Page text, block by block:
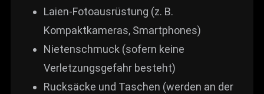
Laien-Fotoausrüstung (z. B.
Kompaktkameras, Smartphones)
Nietenschmuck (sofern keine
Verletzungsgefahr besteht)
Rucksäcke und Taschen (werden an der